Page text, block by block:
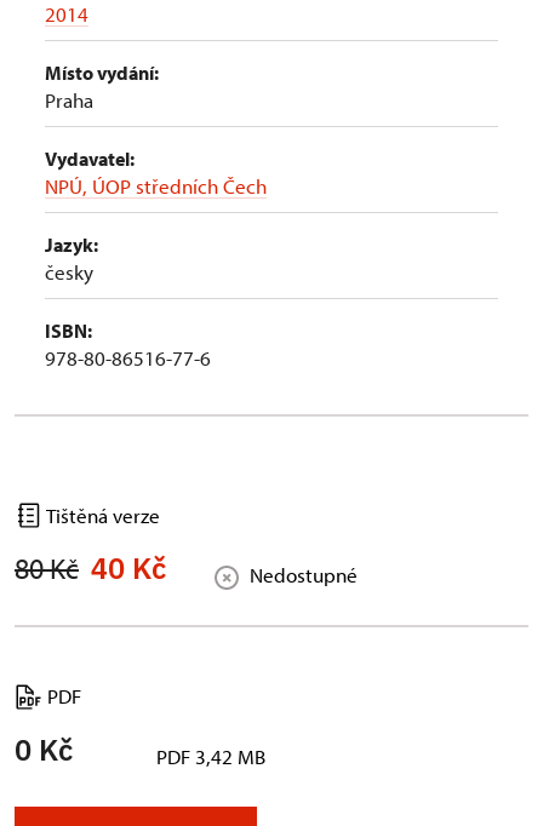
2014
Místo vydání:
Praha
Vydavatel:
NPÚ, ÚOP středních Čech
Jazyk:
česky
ISBN:
978-80-86516-77-6
Tištěná verze
80 Kč 40 Kč Nedostupné
PDF
0 Kč PDF 3,42 MB